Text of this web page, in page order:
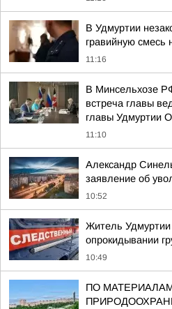
В Удмуртии
гравийную смесь
11:16
В Минсельхозе
встреча главы
главы Удмуртии
11:10
Александр
заявление об
10:52
Житель
опрокидывании
10:49
ПО